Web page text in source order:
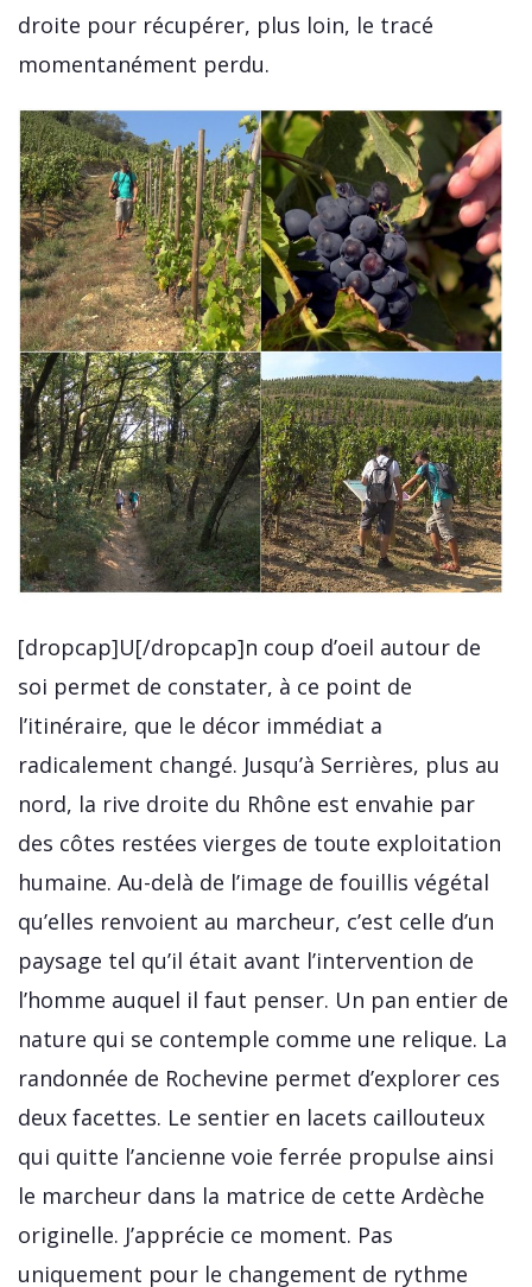
droite pour récupérer, plus loin, le tracé
momentanément perdu.
[dropcap]U[/dropcap]n coup d’oeil autour de
soi permet de constater, à ce point de
l’itinéraire, que le décor immédiat a
radicalement changé. Jusqu’à Serrières, plus au
nord, la rive droite du Rhône est envahie par
des côtes restées vierges de toute exploitation
humaine. Au-delà de l’image de fouillis végétal
qu’elles renvoient au marcheur, c’est celle d’un
paysage tel qu’il était avant l’intervention de
l’homme auquel il faut penser. Un pan entier de
nature qui se contemple comme une relique. La
randonnée de Rochevine permet d’explorer ces
deux facettes. Le sentier en lacets caillouteux
qui quitte l’ancienne voie ferrée propulse ainsi
le marcheur dans la matrice de cette Ardèche
originelle. J’apprécie ce moment. Pas
uniquement pour le changement de rythme